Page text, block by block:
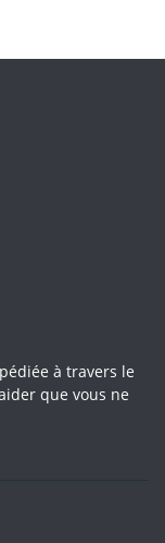
à travers le
que vous ne